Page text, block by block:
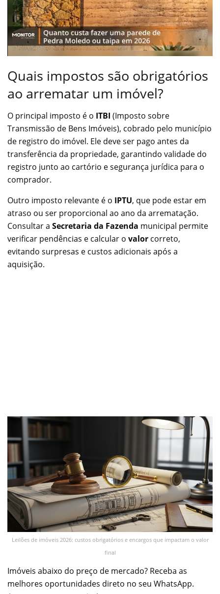
Quais impostos são obrigatórios
ao arrematar um imóvel?
O principal imposto é o ITBI (Imposto sobre
Transmissão de Bens Imóveis), cobrado pelo município
de registro do imóvel. Ele deve ser pago antes da
transferência da propriedade, garantindo validade do
registro junto ao cartório e segurança jurídica para o
comprador.
Outro imposto relevante é o IPTU, que pode estar em
atraso ou ser proporcional ao ano da arrematação.
Consultar a Secretaria da Fazenda municipal permite
verificar pendências e calcular o valor correto,
evitando surpresas e custos adicionais após a
aquisição.
Leilões de imóveis 2026: custos obrigatórios e encargos que impactam o valor
final
Imóveis abaixo do preço de mercado? Receba as
melhores oportunidades direto no seu WhatsApp.